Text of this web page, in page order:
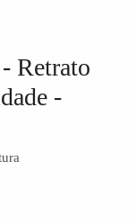
Retrato
-